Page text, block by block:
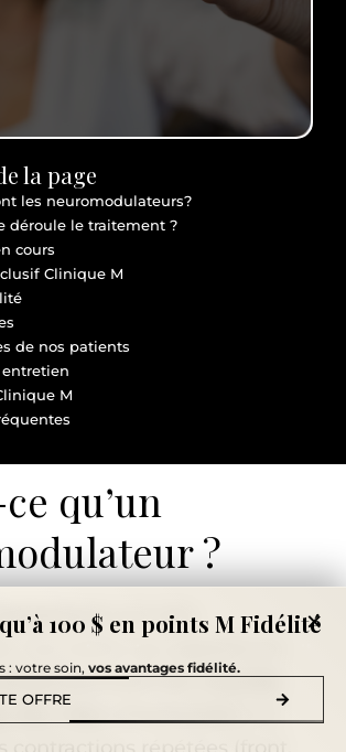
×
100 $ en points M Fidélité
: votre soin, vos avantages fidélité.
OFFRE
la page
les neuromodulateurs?
déroule le traitement ?
cours
Clinique M
de nos patients
M
qu’un
?
sont des
les muscles
des rides d’expression. En